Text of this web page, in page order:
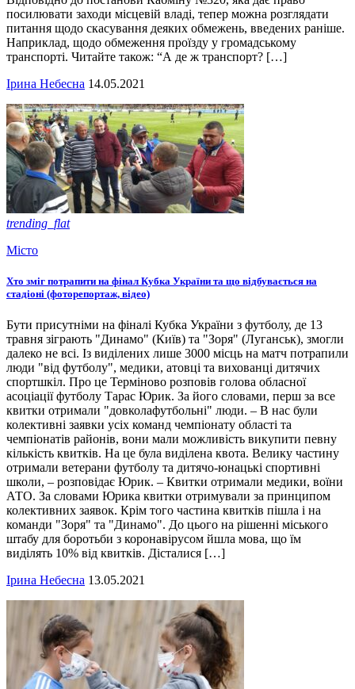
посилювати заходи місцевій владі, тепер можна розглядати
питання щодо скасування деяких обмежень, введених раніше.
Наприклад, щодо обмеження проїзду у громадському
транспорті. Читайте також: “А де ж транспорт? […]
Ірина Небесна 14.05.2021
trending_flat
Місто
Хто зміг потрапити на фінал Кубка України та що відбувається на
стадіоні (фоторепортаж, відео)
Бути присутніми на фіналі Кубка України з футболу, де 13
травня зіграють "Динамо" (Київ) та "Зоря" (Луганськ), змогли
далеко не всі. Із виділених лише 3000 місць на матч потрапили
люди "від футболу", медики, атовці та вихованці дитячих
спортшкіл. Про це Терміново розповів голова обласної
асоціації футболу Тарас Юрик. За його словами, перш за все
квитки отримали "довколафутбольні" люди. – В нас були
колективні заявки усіх команд чемпіонату області та
чемпіонатів районів, вони мали можливість викупити певну
кількість квитків. На це була виділена квота. Велику частину
отримали ветерани футболу та дитячо-юнацькі спортивні
школи, – розповідає Юрик. – Квитки отримали медики, воїни
АТО. За словами Юрика квитки отримували за принципом
колективних заявок. Крім того частина квитків пішла і на
команди "Зоря" та "Динамо". До цього на рішенні міського
штабу для боротьби з коронавірусом йшла мова, що їм
виділять 10% від квитків. Дісталися […]
Ірина Небесна 13.05.2021